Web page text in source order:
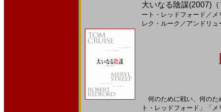
大いなる陰謀(2007)
ート・レッドフォード ／ メ
レク・ルーク ／ アンドリュ
何のために戦い、何のた
ト・レッドフォード」「